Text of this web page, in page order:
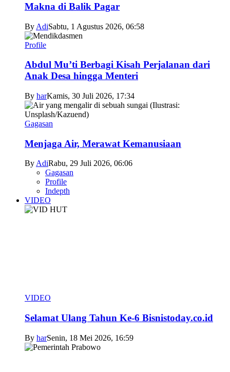
Makna di Balik Pagar
By AdiSabtu, 1 Agustus 2026, 06:58
Profile
Abdul Mu’ti Berbagi Kisah Perjalanan dari
Anak Desa hingga Menteri
By harKamis, 30 Juli 2026, 17:34
Gagasan
Menjaga Air, Merawat Kemanusiaan
ByAdiRabu, 29 Juli 2026, 06:06
Gagasan
Profile
Indepth
VIDEO
VIDEO
Selamat Ulang Tahun Ke-6 Bisnistoday.co.id
By harSenin, 18 Mei 2026, 16:59